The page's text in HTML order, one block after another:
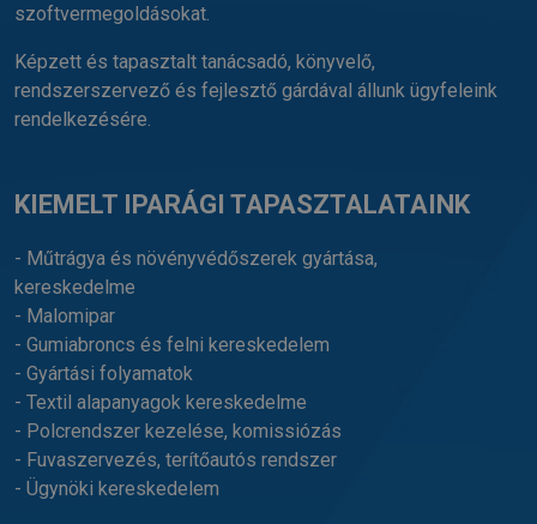
szoftvermegoldásokat.
Képzett és tapasztalt tanácsadó, könyvelő,
rendszerszervező és fejlesztő gárdával állunk ügyfeleink
rendelkezésére.
KIEMELT IPARÁGI TAPASZTALATAINK
- Műtrágya és növényvédőszerek gyártása,
kereskedelme
- Malomipar
- Gumiabroncs és felni kereskedelem
- Gyártási folyamatok
- Textil alapanyagok kereskedelme
- Polcrendszer kezelése, komissiózás
- Fuvaszervezés, terítőautós rendszer
- Ügynöki kereskedelem